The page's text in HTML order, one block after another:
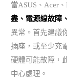
當ASUS、Acer
盡、電源線故障
異常。首先建議
插座，或至少充
硬體可能故障，
中心處理。